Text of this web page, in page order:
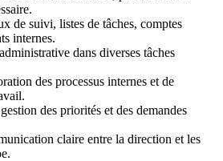
de suivi, listes de tâches, comptes
internes.
dans diverses tâches
des processus internes et de
des priorités et des demandes
claire entre la direction et les